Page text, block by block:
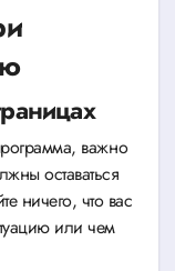
важно
оставаться
ничего, что вас
или чем